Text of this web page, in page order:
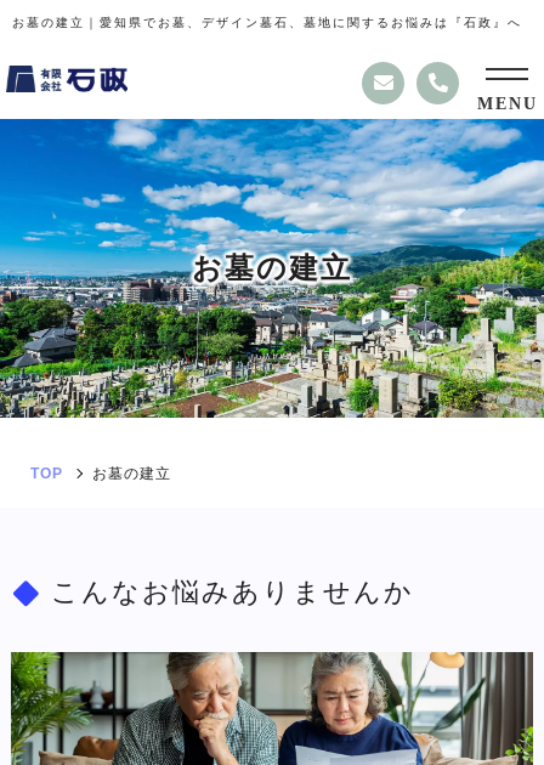
お墓の建立｜愛知県でお墓、デザイン墓石、墓地に関するお悩みは『石政』へ
MENU
お墓の建立
TOP お墓の建立
こんなお悩みありませんか